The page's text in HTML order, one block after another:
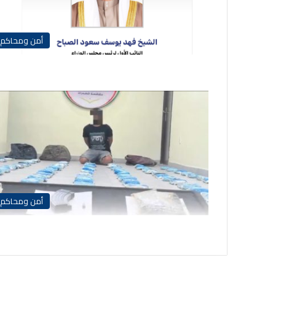
أمن ومحاكم
أمن ومحاكم